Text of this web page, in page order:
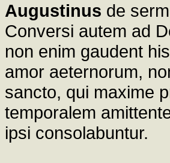
Augustinus de
Conversi autem ad
non enim gaudent
amor aeternorum,
sancto, qui maxime
temporalem
ipsi consolabuntur.